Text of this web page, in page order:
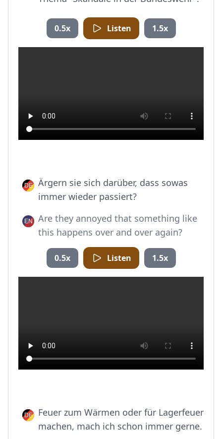
0.5x Listen 1.5x
Ärgern sie sich darüber, dass sowas
immer wieder passiert?
Are they annoyed that something like
this happens over and over again?
0.5x Listen 1.5x
Feuer zum Wärmen oder für Lagerfeuer
machen, mach ich schon immer gerne.